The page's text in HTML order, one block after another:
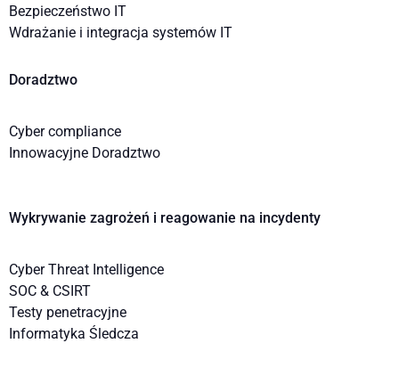
Bezpieczeństwo IT
Wdrażanie i integracja systemów IT
Doradztwo
Cyber compliance
Innowacyjne Doradztwo
Wykrywanie zagrożeń i reagowanie na incydenty
Cyber Threat Intelligence
SOC & CSIRT
Testy penetracyjne
Informatyka Śledcza